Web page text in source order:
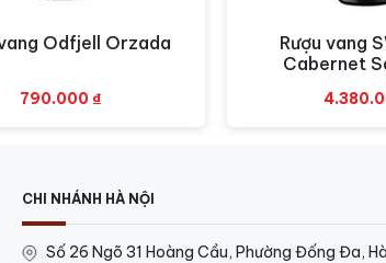
Xem nhanh
Odfjell Orzada
790.000 ₫
Xem
Rượu vang
Cabernet
CHI NHÁNH HÀ NỘI
Số 26 Ngõ 31 Hoàng Cầu, Phường Đống Đa, Hà